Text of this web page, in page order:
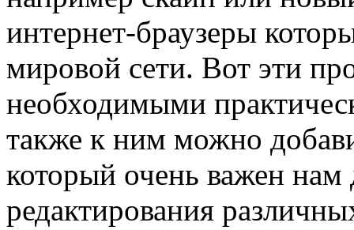
интернет-браузеры
мировой сети. Вот эти
необходимыми
также к ним можно
который очень важен нам
редактирования